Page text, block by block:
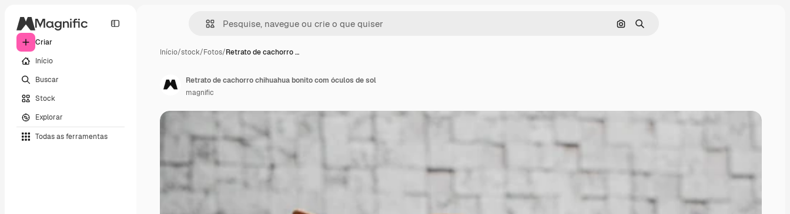
Criar
Início
Buscar
Stock
Explorar
Todas as ferramentas
Pesquisar por imagem
Buscar
Início/stock/Fotos/Retrato de cachorro …
Retrato de cachorro chihuahua bonito com óculos de sol
magnific